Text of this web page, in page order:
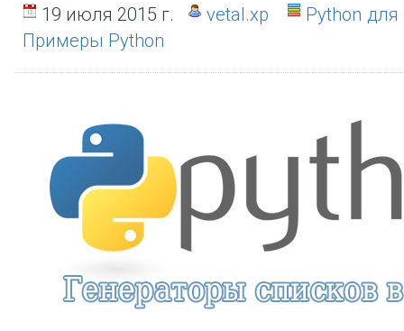
19 июля 2015 г. vetal.xp
Python
Примеры Python